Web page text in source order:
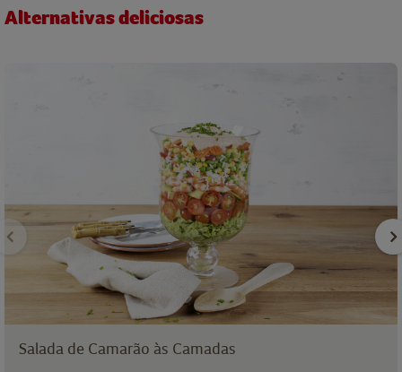
Alternativas deliciosas
Salada de Camarão às Camadas